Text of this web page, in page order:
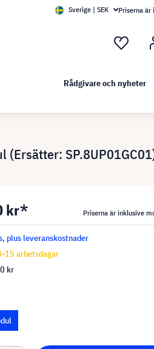
Sverige | SEK Priserna är
Rådgivare och nyheter
(Ersätter:
kr* Priserna är inklusive
plus leveranskostnader
15 arbetsdagar
kr